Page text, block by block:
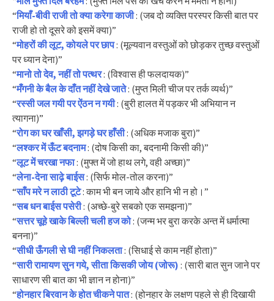
“मियाँ-बीवी राजी तो क्या करेगा काजी: (जब दो व्यक्ति परस्पर किसी बात पर
राजी हो तो दूसरे को इसमें क्या)”
“मोहरों की लूट, कोयले पर छाप: (मूल्यवान वस्तुओं को छोड़कर तुच्छ वस्तुओं
पर ध्यान देना)”
“मानो तो देव, नहीं तो पत्थर: (विश्वास ही फलदायक)”
“मँगनी के बैल के दाँत नहीं देखे जाते: (मुप्त मिली चीज पर तर्क व्यर्थ)”
“रस्सी जल गयी पर ऐंठन न गयी: (बुरी हालत में पड़कर भी अभियान न
त्यागना)”
“रोग का घर खाँसी, झगड़े घर हाँसी: (अधिक मजाक बुरा)”
“लश्कर में ऊँट बदनाम: (दोष किसी का, बदनामी किसी की)”
“लूट में चरखा नफा: (मुफ्त में जो हाथ लगे, वही अच्छा)”
“लेना-देना साढ़े बाईस: (सिर्फ मोल-तोल करना)”
“साँप मरे न लाठी टूटे: काम भी बन जाये और हानि भी न हो।”
“सब धन बाईस पसेरी: (अच्छे-बुरे सबको एक समझना)”
“सत्तर चूहे खाके बिल्ली चली हज को: (जन्म भर बुरा करके अन्त में धर्मात्मा
बनना)”
“सीधी ऊँगली से घी नहीं निकलता: (सिधाई से काम नहीं होता)”
“सारी रामायण सुन गये, सीता किसकी जोय (जोरू) : (सारी बात सुन जाने पर
साधारण सी बात का भी ज्ञान न होना)”
“होनहार बिरवान के होत चीकने पात: (होनहार के लक्षण पहले से ही दिखायी